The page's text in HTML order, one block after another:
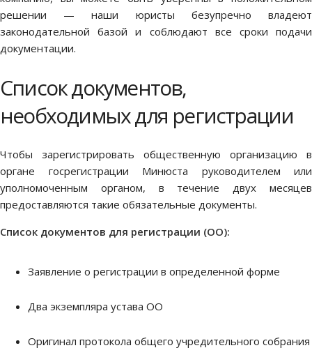
решении — наши юристы безупречно владеют
законодательной базой и соблюдают все сроки подачи
документации.
Список документов,
необходимых для регистрации
Чтобы зарегистрировать общественную организацию в
органе госрегистрации Минюста руководителем или
уполномоченным органом, в течение двух месяцев
предоставляются такие обязательные документы.
Список документов для регистрации (ОО):
Заявление о регистрации в определенной форме
Два экземпляра устава ОО
Оригинал протокола общего учредительного собрания